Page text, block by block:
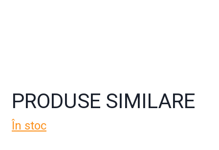
PRODUSE SIMILARE
În stoc